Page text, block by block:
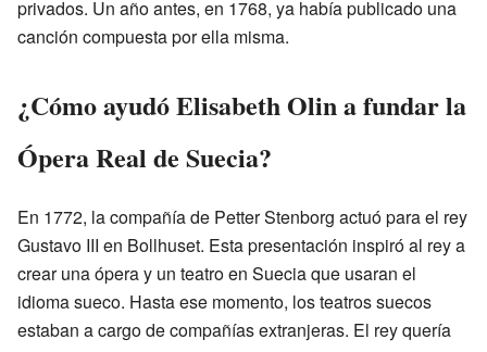
privados. Un año antes, en 1768, ya había publicado una
canción compuesta por ella misma.
¿Cómo ayudó Elisabeth Olin a fundar la
Ópera Real de Suecia?
En 1772, la compañía de Petter Stenborg actuó para el rey
Gustavo III en Bollhuset. Esta presentación inspiró al rey a
crear una ópera y un teatro en Suecia que usaran el
idioma sueco. Hasta ese momento, los teatros suecos
estaban a cargo de compañías extranjeras. El rey quería